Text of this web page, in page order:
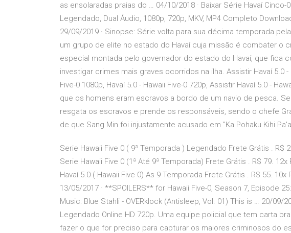
as ensolaradas praias do … 04/10/2018 · Baixar Série Havaí Cinco-
Legendado, Dual Áudio, 1080p, 720p, MKV, MP4 Completo
29/09/2019 · Sinopse: Série volta para sua décima temporada
um grupo de elite no estado do Havaí cuja missão é combater o
especial montada pelo governador do estado do Havaí, que fica
investigar crimes mais graves ocorridos na ilha. Assistir Havaí 5.0 -
Five-0 1080p, Havaí 5.0 - Hawaii Five-0 720p, Assistir Havaí 5.0 -
que os homens eram escravos a bordo de um navio de pesca.
resgata os escravos e prende os responsáveis, sendo o chefe
de que Sang Min foi injustamente acusado em "Ka Pohaku Kihi
Serie Hawaii Five 0 ( 9ª Temporada ) Legendado Frete Grátis . R$
Serie Hawaii Five 0 (1ª Até 9ª Temporada) Frete Grátis . R$ 79.
Havaí 5.0 ( Hawaii Five 0) As 9 Temporada Frete Grátis . R$ 55. 10x
13/05/2017 · **SPOILERS** for Hawaii Five-0, Season 7, Episode
Music: Blue Stahli - OVERklock (Antisleep, Vol. 01) This is … 20/09/
Legendado Online HD 720p. Uma equipe policial que tem carta
fazer o que for preciso para capturar os maiores criminosos do